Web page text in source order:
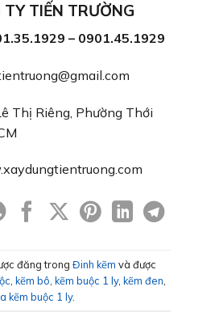
TIẾN TRƯỜNG
– 0901.45.1929
Thị Riêng, Phường Thới
đăng trong Đinh kẽm và được
kẽm bô kẽm buộc 1 ly, kẽm đen
kẽm buộc 1 ly.